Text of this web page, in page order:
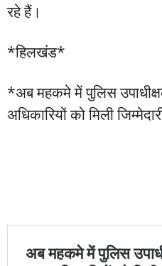
रहे हैं।
*हिलखंड*
*अब महकमे में पुलिस
अधिकारियों को मिली